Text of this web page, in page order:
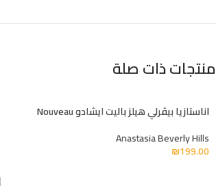
منتجات ذات صلة
اناستازيا بيڤرلي هيلز باليت ايشادو Nouveau
Anastasia Beverly Hills
₪199.00